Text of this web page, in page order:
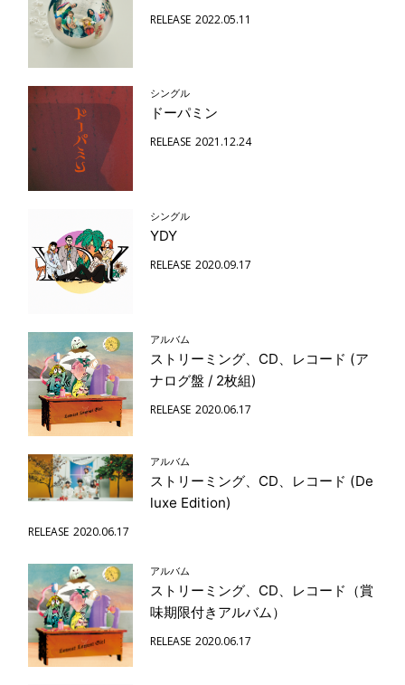
RELEASE 2022.05.11
シングル
ドーパミン
RELEASE 2021.12.24
シングル
YDY
RELEASE 2020.09.17
アルバム
ストリーミング、CD、レコード (ア
ナログ盤 / 2枚組)
RELEASE 2020.06.17
アルバム
ストリーミング、CD、レコード (De
luxe Edition)
RELEASE 2020.06.17
アルバム
ストリーミング、CD、レコード（賞
味期限付きアルバム）
RELEASE 2020.06.17